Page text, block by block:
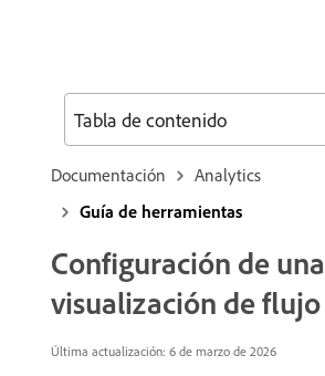
Documentación
Analytics
Guía de herramientas
Configuración de una
visualización de flujo
Última actualización: 6 de marzo de 2026
Tabla de contenido